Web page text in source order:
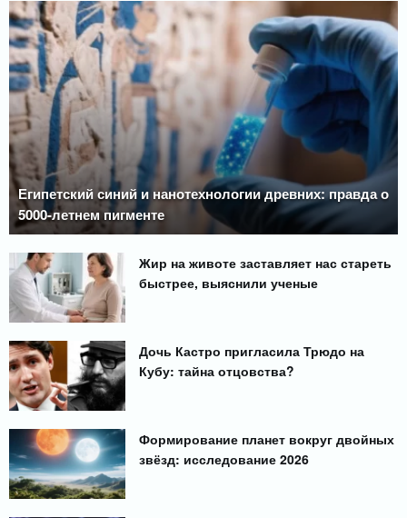
Египетский синий и нанотехнологии древних: правда о
5000-летнем пигменте
Жир на животе заставляет нас стареть
быстрее, выяснили ученые
Дочь Кастро пригласила Трюдо на
Кубу: тайна отцовства?
Формирование планет вокруг двойных
звёзд: исследование 2026